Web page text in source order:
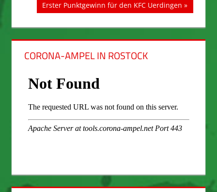
Nächster
Erster Punktgewinn für den KFC Uerdingen
CORONA-AMPEL IN ROSTOCK